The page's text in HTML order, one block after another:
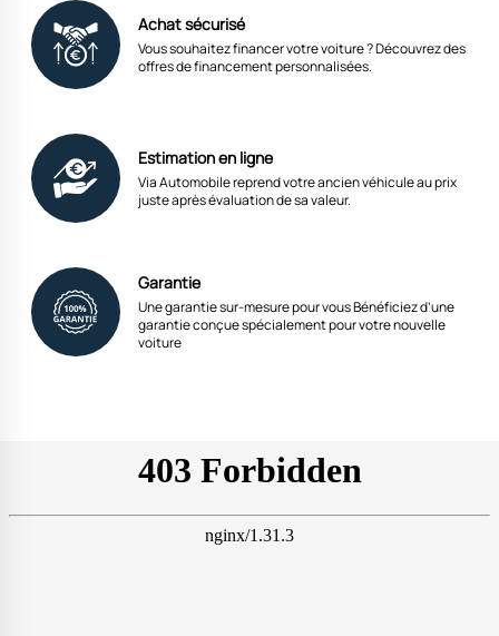
Achat sécurisé
Vous souhaitez financer votre voiture ? Découvrez des
offres de financement personnalisées.
Estimation en ligne
Via Automobile reprend votre ancien véhicule au prix
juste après évaluation de sa valeur.
Garantie
Une garantie sur-mesure pour vous Bénéficiez d’une
garantie conçue spécialement pour votre nouvelle
voiture